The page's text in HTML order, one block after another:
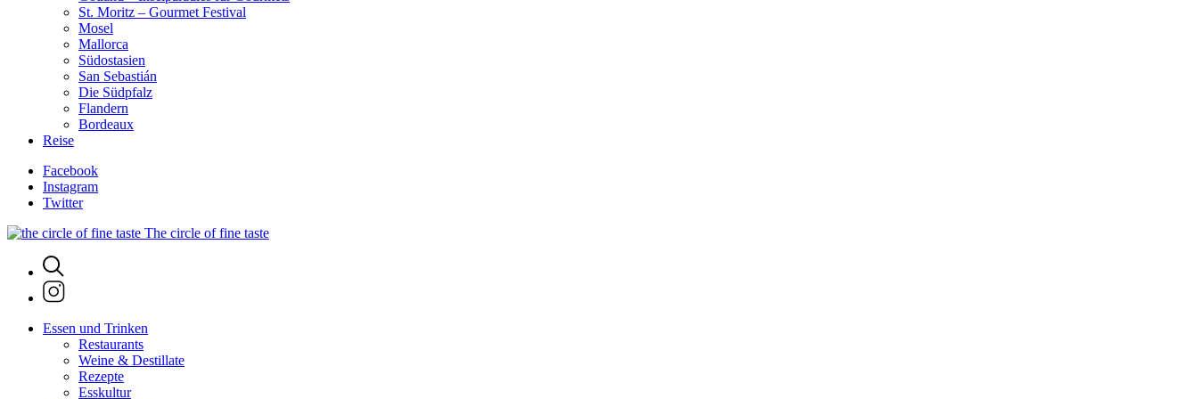
St. Moritz – Gourmet Festival
Mosel
Mallorca
Südostasien
San Sebastián
Die Südpfalz
Flandern
Bordeaux
Reise
Facebook
Instagram
Twitter
The circle of fine taste
Essen und Trinken
Restaurants
Weine & Destillate
Rezepte
Esskultur